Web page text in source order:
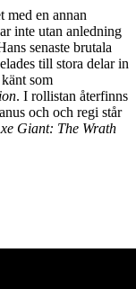
med en annan
inte utan anledning
senaste brutala
till stora delar in
som
. I rollistan återfinns
och och regi står
Giant: The Wrath